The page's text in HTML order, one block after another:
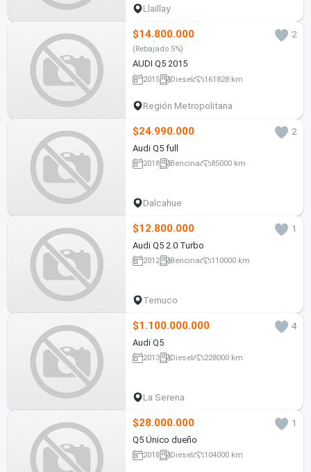
Llaillay
$14.800.000 2
(Rebajado 5%)
AUDI Q5 2015
2015 Diesel 161828 km
Región Metropolitana
$24.990.000
2
Audi Q5 full
2018 Bencina 85000 km
Dalcahue
$12.800.000
1
Audi Q5 2.0 Turbo
2012 Bencina 110000 km
Temuco
$1.100.000.000
4
Audi Q5
2013 Diesel 228000 km
La Serena
$28.000.000
1
Q5 Único dueño
2018 Diesel 104000 km